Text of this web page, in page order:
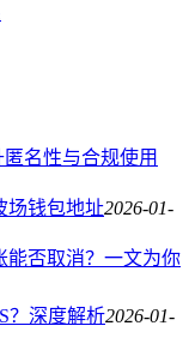
名性与合规使用
场钱包地址2026-01-
能否取消？一文为你
？深度解析2026-01-